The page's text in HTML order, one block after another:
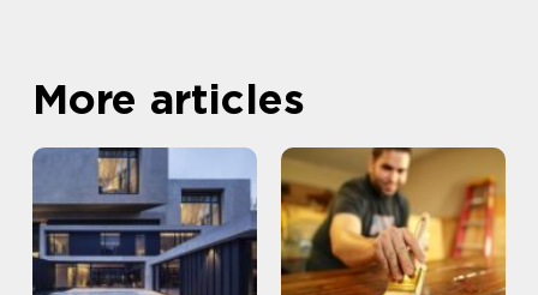
More articles